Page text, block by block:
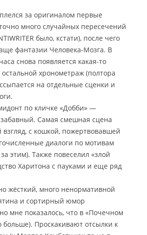
за оригиналом первые
много случайных пересечений
было, кстати), после чего
фантазии Человека-Мозга. В
снова появляется какая-то
остальной хронометраж (полтора
на отдельные сценки и
по кличке «Добби» —
Самая смешная сцена
с кошкой, пожертвовавшей
диалоги по мотивам
этим). Также повеселил «злой
Харитона с пауками и еще ряд
жёсткий, много ненормативной
и сортирный юмор
мне показалось, что в «Почечном
больше). Проскакивают отсылки к